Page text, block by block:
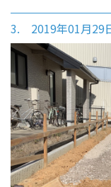
3. 2019年01月29